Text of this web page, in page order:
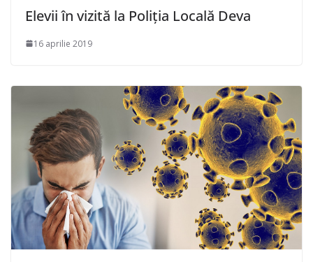
Elevii în vizită la Poliția Locală Deva
16 aprilie 2019